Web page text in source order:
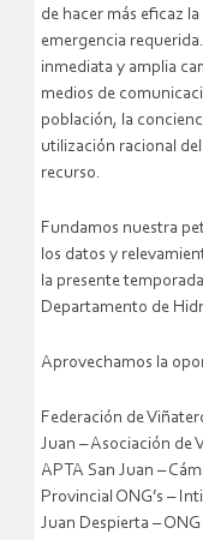
de hacer más eficaz
emergencia
inmediata y amplia
medios de
población, la
utilización racional
recurso.
Fundamos nuestra
los datos y
la presente
Departamento de
Aprovechamos la
Federación de
Juan – Asociación de
APTA San Juan –
Provincial ONG’s –
Juan Despierta –